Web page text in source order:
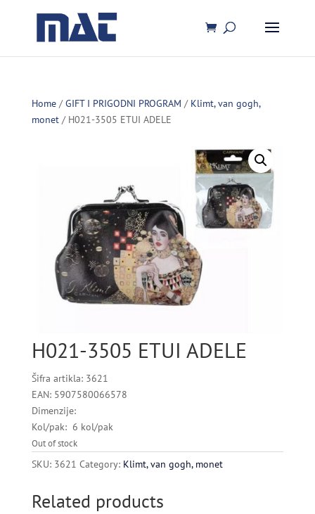
Home/GIFT I PRIGODNI PROGRAM / Klimt, van gogh,
monet/ H021-3505 ETUI ADELE
H021-3505 ETUI ADELE
Šifra artikla: 3621
EAN: 5907580066578
Dimenzije:
Kol/pak: 6 kol/pak
Out of stock
SKU: 3621 Category: Klimt, van gogh, monet
Related products